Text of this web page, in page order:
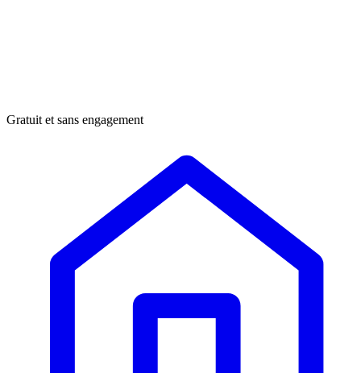
Gratuit et sans engagement